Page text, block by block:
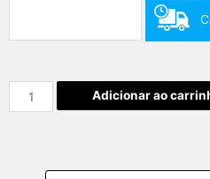
Adicionar ao